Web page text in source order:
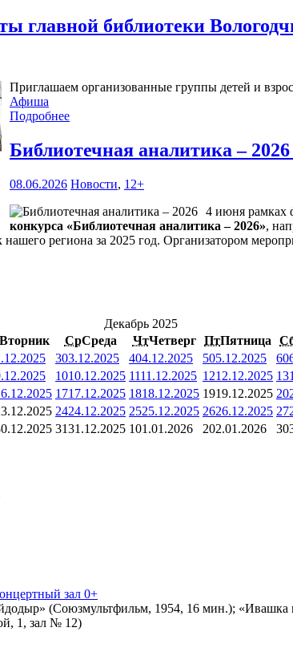
главной библиотеки
Приглашаем организованные группы детей и
Афиша
Подробнее
Библиотечная аналитика – 2026
08.06.2026 Новости, 12+
4 июня рамках
конкурса «Библиотечная аналитика – 2026»,
региона за 2025 год. Организатором
Декабрь 2025
Вторник СрСреда ЧтЧетверг ПтПятница
303.12.2025 404.12.2025 505.12.2025 6
1010.12.2025 1111.12.2025 1212.12.2025 13
1717.12.2025 1818.12.2025 1919.12.2025 20
2424.12.2025 2525.12.2025 2626.12.2025 27
3131.12.2025 101.01.2026 202.01.2026 3
зал 0+
(Союзмультфильм, 1954, 16 мин.); «Ивашка
1, зал № 12)